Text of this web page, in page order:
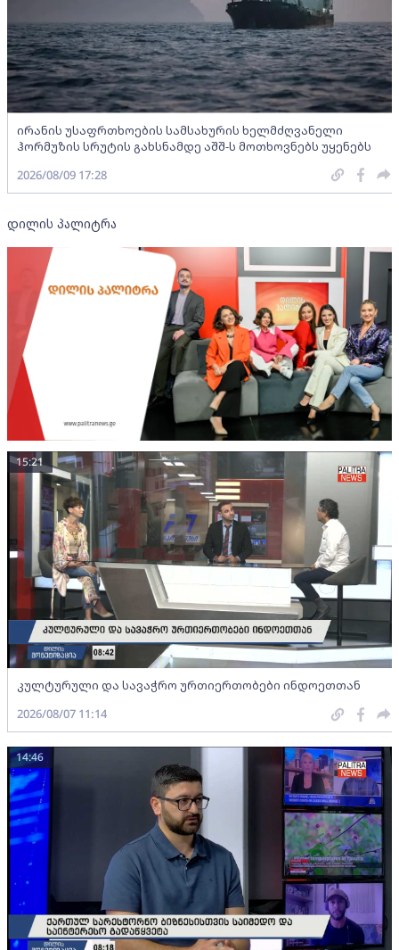
ირანის უსაფრთხოების სამსახურის ხელმძღვანელი
ჰორმუზის სრუტის გახსნამდე აშშ-ს მოთხოვნებს უყენებს
2026/08/09 17:28
დილის პალიტრა
კულტურული და სავაჭრო ურთიერთობები ინდოეთთან
15:21
2026/08/07 11:14
14:46